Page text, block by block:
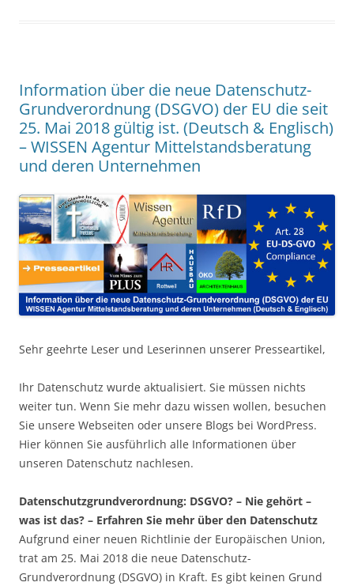
Information über die neue Datenschutz-
Grundverordnung (DSGVO) der EU die seit
25. Mai 2018 gültig ist. (Deutsch & Englisch)
– WISSEN Agentur Mittelstandsberatung
und deren Unternehmen
Sehr geehrte Leser und Leserinnen unserer Presseartikel,
Ihr Datenschutz wurde aktualisiert. Sie müssen nichts
weiter tun. Wenn Sie mehr dazu wissen wollen, besuchen
Sie unsere Webseiten oder unsere Blogs bei WordPress.
Hier können Sie ausführlich alle Informationen über
unseren Datenschutz nachlesen.
Datenschutzgrundverordnung: DSGVO? – Nie gehört –
was ist das? – Erfahren Sie mehr über den Datenschutz
Aufgrund einer neuen Richtlinie der Europäischen Union,
trat am 25. Mai 2018 die neue Datenschutz-
Grundverordnung (DSGVO) in Kraft. Es gibt keinen Grund